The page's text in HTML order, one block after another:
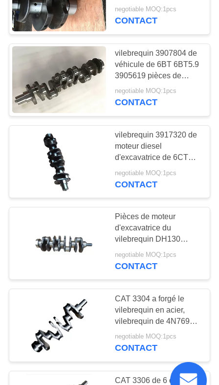
Daewoo durcissant le
traitement thermique
negotiable MOQ:1pcs
CONTACT
vilebrequin 3907804 de
véhicule de 6BT 6BT5.9
3905619 pièces de
rechange d'excavatrice
de haut niveau
negotiable MOQ:1pcs
CONTACT
vilebrequin 3917320 de
moteur diesel
d'excavatrice de 6CT
6CT8.3 6D114 3914584
3904363
negotiable MOQ:1pcs
CONTACT
Pièces de moteur
d'excavatrice du
vilebrequin DH130
Daewoo de moteur
diesel du haut niveau
negotiable MOQ:1pcs
CONTACT
CAT 3304 a forgé le
vilebrequin en acier,
vilebrequin de 4N7692
Caterpillar soumis à un
traitement thermique
negotiable MOQ:1pcs
CONTACT
CAT 3306 de 6 de